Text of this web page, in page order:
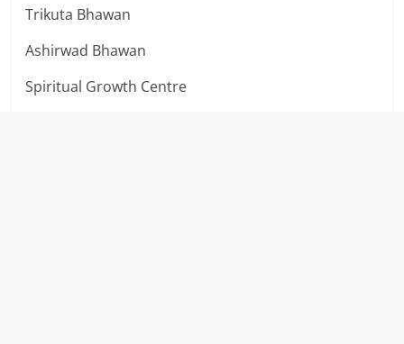
Trikuta Bhawan
Ashirwad Bhawan
Spiritual Growth Centre